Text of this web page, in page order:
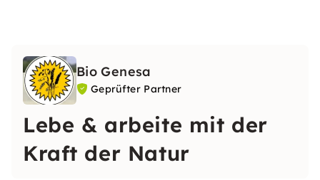
Bio Genesa
Geprüfter Partner
Lebe & arbeite mit der
Kraft der Natur